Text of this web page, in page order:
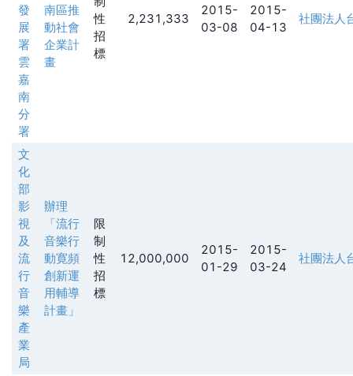
發
展
署
雲
嘉
南
分
署
南區推
動社會
企業計
畫
性
招
標
2,231,333
2015-
03-08
2015-
04-13
社團法人
文
化
部
影
視
及
流
行
音
樂
產
業
局
辦理
「流行
音樂行
動寛頻
創新運
用輔導
計畫」
限
制
性
招
標
12,000,000
2015-
01-29
2015-
03-24
社團法人